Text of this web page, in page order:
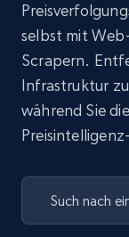
selbst mit
Scrapern.
Infrastruktur
während Sie